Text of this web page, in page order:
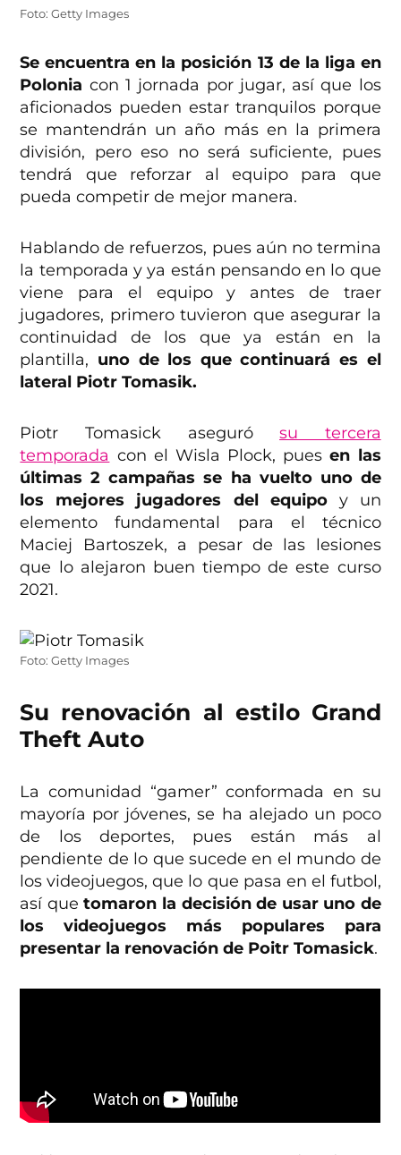
Foto: Getty Images
Se encuentra en la posición 13 de la liga en
Polonia con 1 jornada por jugar, así que los
aficionados pueden estar tranquilos porque
se mantendrán un año más en la primera
división, pero eso no será suficiente, pues
tendrá que reforzar al equipo para que
pueda competir de mejor manera.
Hablando de refuerzos, pues aún no termina
la temporada y ya están pensando en lo que
viene para el equipo y antes de traer
jugadores, primero tuvieron que asegurar la
continuidad de los que ya están en la
plantilla, uno de los que continuará es el
lateral Piotr Tomasik.
Piotr Tomasick asegurósu tercera
temporada con el Wisla Plock, pues en las
últimas 2 campañas se ha vuelto uno de
los mejores jugadores del equipoy un
elemento fundamental para el técnico
Maciej Bartoszek, a pesar de las lesiones
que lo alejaron buen tiempo de este curso
2021.
Foto: Getty Images
Su renovación al estilo Grand
Theft Auto
La comunidad “gamer” conformada en su
mayoría por jóvenes, se ha alejado un poco
de los deportes, pues están más al
pendiente de lo que sucede en el mundo de
los videojuegos, que lo que pasa en el futbol,
así quetomaron la decisión de usar uno de
los videojuegos más populares para
presentar la renovación de Poitr Tomasick.